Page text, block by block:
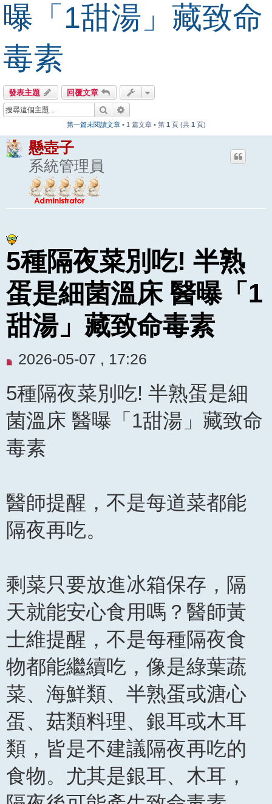
曝「1甜湯」藏致命
毒素
發表主題
回覆文章
搜尋
第一篇未閱讀文章• 1 篇文章 • 第 1 頁 (共 1 頁)
懸壺子
系統管理員
5種隔夜菜別吃! 半熟
蛋是細菌溫床 醫曝「1
甜湯」藏致命毒素
未
讀
文
章
2026-05-07 , 17:26
5種隔夜菜別吃! 半熟蛋是細
菌溫床 醫曝「1甜湯」藏致命
毒素
醫師提醒，不是每道菜都能
隔夜再吃。
剩菜只要放進冰箱保存，隔
天就能安心食用嗎？醫師黃
士維提醒，不是每種隔夜食
物都能繼續吃，像是綠葉蔬
菜、海鮮類、半熟蛋或溏心
蛋、菇類料理、銀耳或木耳
類，皆是不建議隔夜再吃的
食物。尤其是銀耳、木耳，